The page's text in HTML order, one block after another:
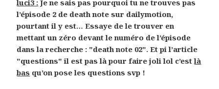
luci3 : Je ne sais pas pourquoi tu ne trouves pas
l’épisode 2 de death note sur dailymotion,
pourtant il y est… Essaye de le trouver en
mettant un zéro devant le numéro de l’épisode
dans la recherche : "death note 02". Et pi l’article
"questions" il est pas là pour faire joli lol c’estlà
bas qu’on pose les questions svp !